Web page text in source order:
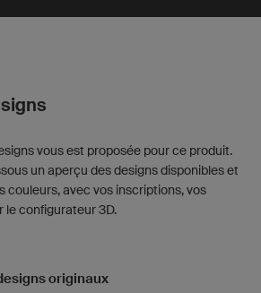
vous est proposée pour ce produit.
un aperçu des designs disponibles et
couleurs, avec vos inscriptions, vos
le configurateur 3D.
originaux